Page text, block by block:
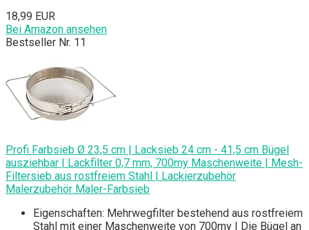
18,99 EUR
Bei Amazon ansehen
Bestseller Nr. 11
Profi Farbsieb Ø 23,5 cm | Lacksieb 24 cm - 41,5 cm Bügel
ausziehbar | Lackfilter 0,7 mm, 700my Maschenweite | Mesh-
Filtersieb aus rostfreiem Stahl | Lackierzubehör
Malerzubehör Maler-Farbsieb
Eigenschaften: Mehrwegfilter bestehend aus rostfreiem
Stahl mit einer Maschenweite von 700my | Die Bügel an